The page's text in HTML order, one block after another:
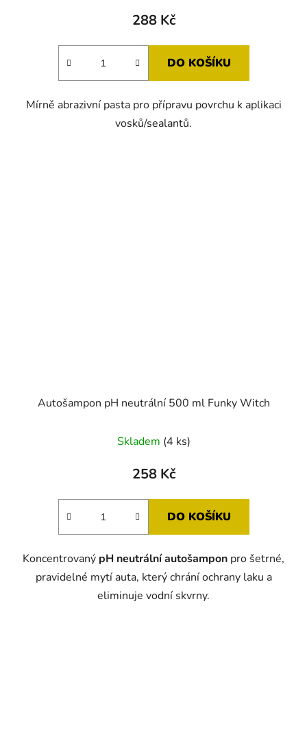
288 Kč
DO KOŠÍKU
Mírně abrazivní pasta pro přípravu povrchu k aplikaci
vosků/sealantů.
Autošampon pH neutrální 500 ml Funky Witch
Skladem (4 ks)
258 Kč
DO KOŠÍKU
Koncentrovaný pH neutrální autošampon pro šetrné,
pravidelné mytí auta, který chrání ochrany laku a
eliminuje vodní skvrny.